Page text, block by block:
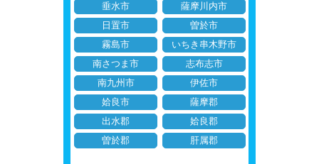
垂水市
薩摩川内市
日置市
曽於市
霧島市
いちき串木野市
南さつま市
志布志市
南九州市
伊佐市
姶良市
薩摩郡
出水郡
姶良郡
曽於郡
肝属郡